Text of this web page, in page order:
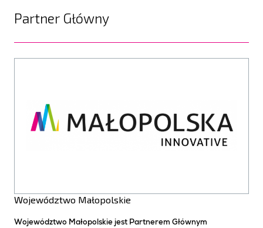
Partner Główny
Województwo Małopolskie
Województwo Małopolskie jest Partnerem Głównym